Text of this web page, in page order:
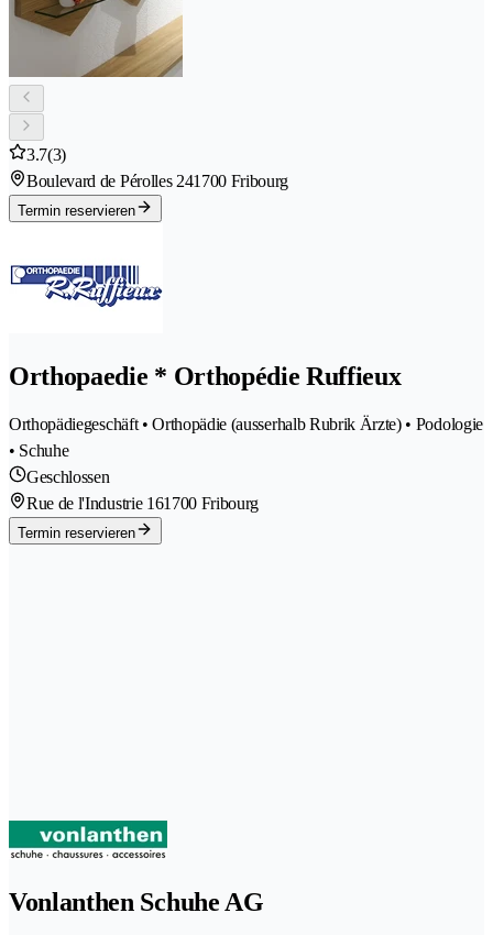
3.7(3)
Boulevard de Pérolles 241700 Fribourg
Termin reservieren
Orthopaedie * Orthopédie Ruffieux
Orthopädiegeschäft • Orthopädie (ausserhalb Rubrik Ärzte) • Podologie
• Schuhe
Geschlossen
Rue de l'Industrie 161700 Fribourg
Termin reservieren
Vonlanthen Schuhe AG